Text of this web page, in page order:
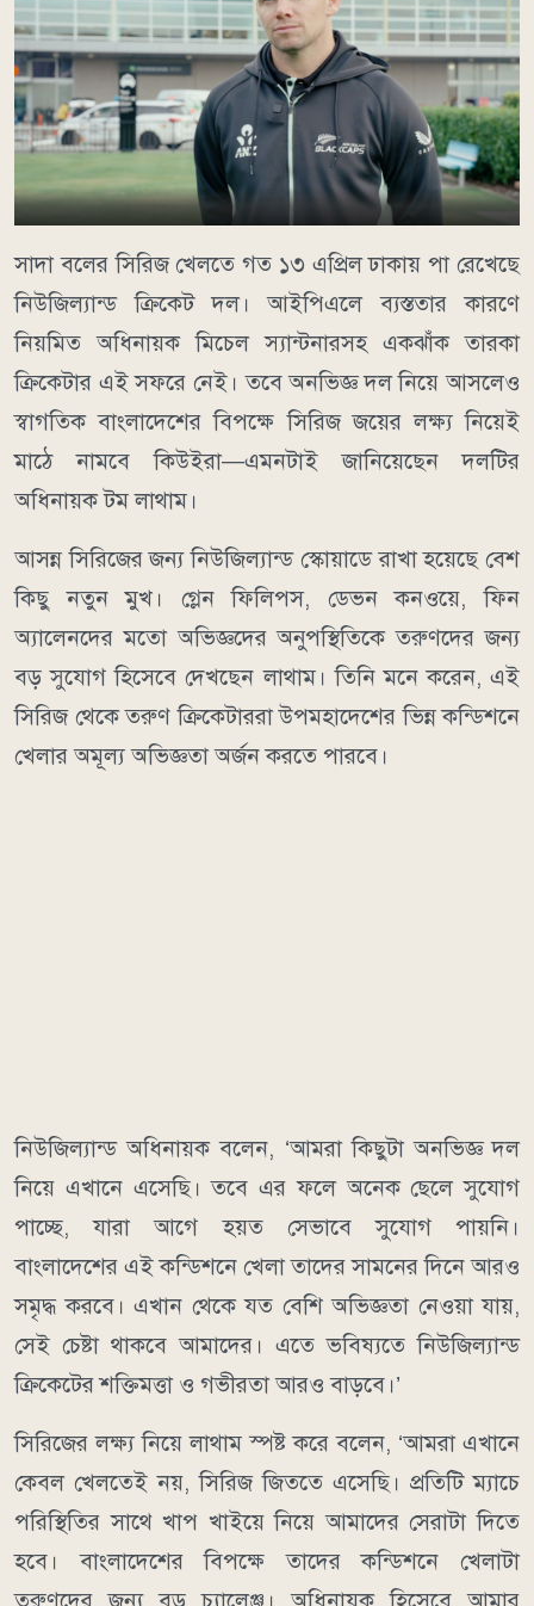
সাদা বলের সিরিজ খেলতে গত ১৩ এপ্রিল ঢাকায় পা রেখেছে
নিউজিল্যান্ড ক্রিকেট দল। আইপিএলে ব্যস্ততার কারণে
নিয়মিত অধিনায়ক মিচেল স্যান্টনারসহ একঝাঁক তারকা
ক্রিকেটার এই সফরে নেই। তবে অনভিজ্ঞ দল নিয়ে আসলেও
স্বাগতিক বাংলাদেশের বিপক্ষে সিরিজ জয়ের লক্ষ্য নিয়েই
মাঠে নামবে কিউইরা—এমনটাই জানিয়েছেন দলটির
অধিনায়ক টম লাথাম।
আসন্ন সিরিজের জন্য নিউজিল্যান্ড স্কোয়াডে রাখা হয়েছে বেশ
কিছু নতুন মুখ। গ্লেন ফিলিপস, ডেভন কনওয়ে, ফিন
অ্যালেনদের মতো অভিজ্ঞদের অনুপস্থিতিকে তরুণদের জন্য
বড় সুযোগ হিসেবে দেখছেন লাথাম। তিনি মনে করেন, এই
সিরিজ থেকে তরুণ ক্রিকেটাররা উপমহাদেশের ভিন্ন কন্ডিশনে
খেলার অমূল্য অভিজ্ঞতা অর্জন করতে পারবে।
নিউজিল্যান্ড অধিনায়ক বলেন, ‘আমরা কিছুটা অনভিজ্ঞ দল
নিয়ে এখানে এসেছি। তবে এর ফলে অনেক ছেলে সুযোগ
পাচ্ছে, যারা আগে হয়ত সেভাবে সুযোগ পায়নি।
বাংলাদেশের এই কন্ডিশনে খেলা তাদের সামনের দিনে আরও
সমৃদ্ধ করবে। এখান থেকে যত বেশি অভিজ্ঞতা নেওয়া যায়,
সেই চেষ্টা থাকবে আমাদের। এতে ভবিষ্যতে নিউজিল্যান্ড
ক্রিকেটের শক্তিমত্তা ও গভীরতা আরও বাড়বে।’
সিরিজের লক্ষ্য নিয়ে লাথাম স্পষ্ট করে বলেন, ‘আমরা এখানে
কেবল খেলতেই নয়, সিরিজ জিততে এসেছি। প্রতিটি ম্যাচে
পরিস্থিতির সাথে খাপ খাইয়ে নিয়ে আমাদের সেরাটা দিতে
হবে। বাংলাদেশের বিপক্ষে তাদের কন্ডিশনে খেলাটা